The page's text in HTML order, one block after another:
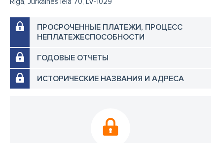
ПРОСРОЧЕННЫЕ ПЛАТЕЖИ, ПРОЦЕСС
НЕПЛАТЕЖЕСПОСОБНОСТИ
ГОДОВЫЕ ОТЧЕТЫ
ИСТОРИЧЕСКИЕ НАЗВАНИЯ И АДРЕСА